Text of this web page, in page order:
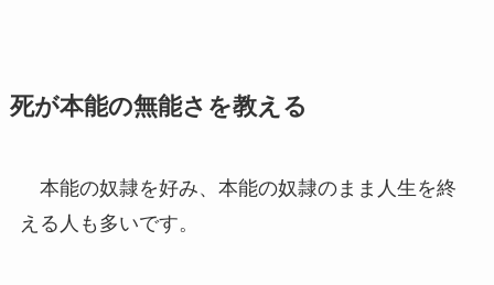
死が本能の無能さを教える
本能の奴隷を好み、本能の奴隷のまま人生を終
える人も多いです。